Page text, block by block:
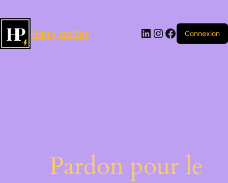
Harry potter LinkedIn
Instagram
Facebook
Connexion
Pardon pour le